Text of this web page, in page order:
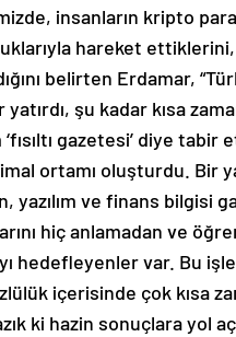
insanların kripto
hareket ettiklerini,
belirten Erdamar,
yatırdı, şu kadar kısa
‘fısıltı gazetesi’ diye
ortamı oluşturdu. Bir
yazılım ve finans bilgisi
hiç anlamadan ve
hedefleyenler var. Bu
içerisinde çok kısa
ki hazin sonuçlara yol